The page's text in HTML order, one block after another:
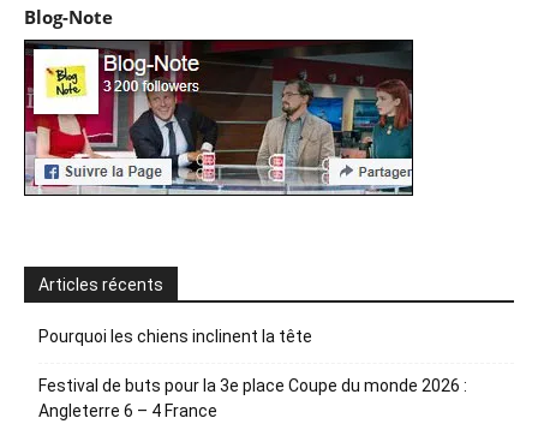
Blog-Note
Articles récents
Pourquoi les chiens inclinent la tête
Festival de buts pour la 3e place Coupe du monde 2026 :
Angleterre 6 – 4 France